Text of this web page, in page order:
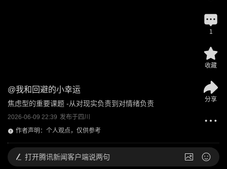
@我和回避的小幸运
焦虑型的重要课题 -从对现实负责到对情绪负责
2026-06-09 22:39 发布于四川
作者声明：个人观点，仅供参考
1
收藏
分享
打开腾讯新闻客户端说两句